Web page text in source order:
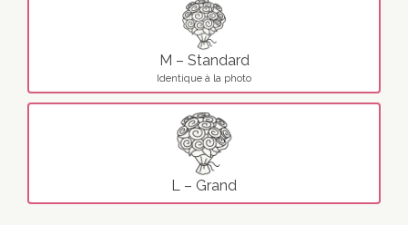
M – Standard
Identique à la photo
L – Grand